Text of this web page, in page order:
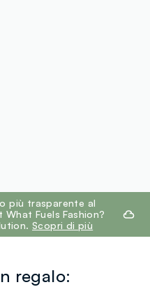
più trasparente al
Fuels Fashion?
Scopri di più
regalo: